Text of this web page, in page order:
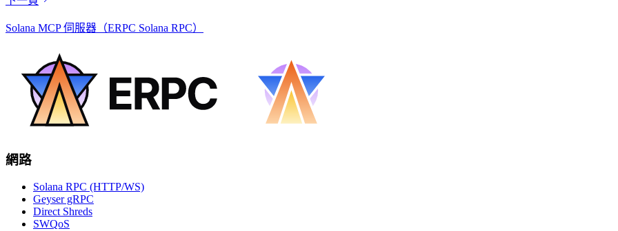
Solana MCP 伺服器（ERPC Solana RPC）
網路
Solana RPC (HTTP/WS)
Geyser gRPC
Direct Shreds
SWQoS